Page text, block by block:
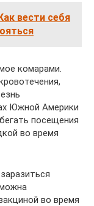
вести себя
комарами.
Южной Америки
посещения
во время
во время